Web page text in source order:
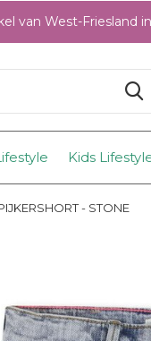
Kids
van West-Friesland
- STONE